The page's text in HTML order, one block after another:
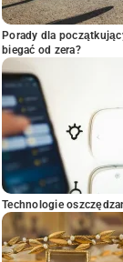
Porady dla
biegać od zera?
Technologie